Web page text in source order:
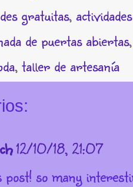
gratuitas,
de puertas abiertas
, taller de artesanía
12/10/18, 21:07
post! so many